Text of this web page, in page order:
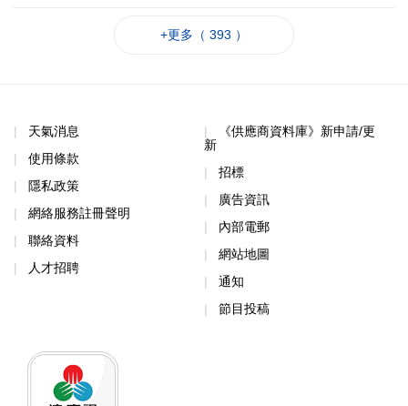
+更多（ 393 ）
天氣消息
使用條款
隱私政策
網絡服務註冊聲明
聯絡資料
人才招聘
《供應商資料庫》新申請/更
新
招標
廣告資訊
內部電郵
網站地圖
通知
節目投稿